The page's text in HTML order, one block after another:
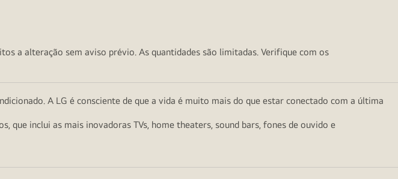
a alteração sem aviso prévio. As quantidades são limitadas. Verifique com os
A LG é consciente de que a vida é muito mais do que estar conectado com a última
que inclui as mais inovadoras TVs, home theaters, sound bars, fones de ouvido e